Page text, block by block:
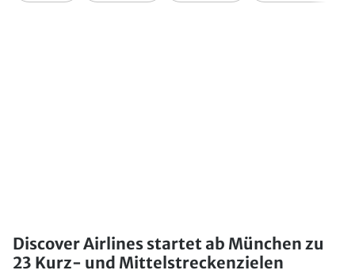
Discover Airlines startet ab München zu
23 Kurz- und Mittelstreckenzielen